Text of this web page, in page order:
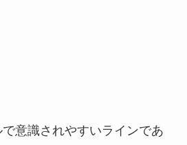
意識されやすいラインであ